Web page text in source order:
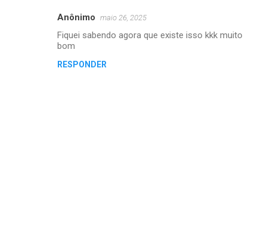
Anônimo maio 26, 2025
Fiquei sabendo agora que existe isso kkk muito
bom
RESPONDER